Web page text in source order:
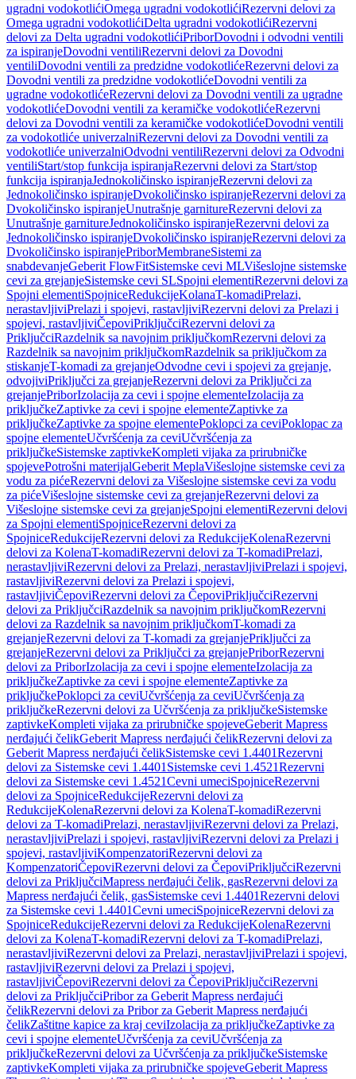
ugradni vodokotlićiOmega ugradni vodokotlićiRezervni delovi za
Omega ugradni vodokotlićiDelta ugradni vodokotlićiRezervni
delovi za Delta ugradni vodokotlićiPriborDovodni i odvodni ventili
za ispiranjeDovodni ventiliRezervni delovi za Dovodni
ventiliDovodni ventili za predzidne vodokotlićeRezervni delovi za
Dovodni ventili za predzidne vodokotlićeDovodni ventili za
ugradne vodokotlićeRezervni delovi za Dovodni ventili za ugradne
vodokotlićeDovodni ventili za keramičke vodokotlićeRezervni
delovi za Dovodni ventili za keramičke vodokotlićeDovodni ventili
za vodokotliće univerzalniRezervni delovi za Dovodni ventili za
vodokotliće univerzalniOdvodni ventiliRezervni delovi za Odvodni
ventiliStart/stop funkcija ispiranjaRezervni delovi za Start/stop
funkcija ispiranjaJednokoličinsko ispiranjeRezervni delovi za
Jednokoličinsko ispiranjeDvokoličinsko ispiranjeRezervni delovi za
Dvokoličinsko ispiranjeUnutrašnje garnitureRezervni delovi za
Unutrašnje garnitureJednokoličinsko ispiranjeRezervni delovi za
Jednokoličinsko ispiranjeDvokoličinsko ispiranjeRezervni delovi za
Dvokoličinsko ispiranjePriborMembraneSistemi za
snabdevanjeGeberit FlowFitSistemske cevi MLVišeslojne sistemske
cevi za grejanjeSistemske cevi SLSpojni elementiRezervni delovi za
Spojni elementiSpojniceRedukcijeKolanaT-komadiPrelazi,
nerastavljiviPrelazi i spojevi, rastavljiviRezervni delovi za Prelazi i
spojevi, rastavljiviČepoviPriključciRezervni delovi za
PriključciRazdelnik sa navojnim priključkomRezervni delovi za
Razdelnik sa navojnim priključkomRazdelnik sa priključkom za
stiskanjeT-komadi za grejanjeOdvodne cevi i spojevi za grejanje,
odvojiviPriključci za grejanjeRezervni delovi za Priključci za
grejanjePriborIzolacija za cevi i spojne elementeIzolacija za
priključkeZaptivke za cevi i spojne elementeZaptivke za
priključkeZaptivke za spojne elementePoklopci za ceviPoklopac za
spojne elementeUčvršćenja za ceviUčvršćenja za
priključkeSistemske zaptivkeKompleti vijaka za prirubničke
spojevePotrošni materijalGeberit MeplaVišeslojne sistemske cevi za
vodu za pićeRezervni delovi za Višeslojne sistemske cevi za vodu
za pićeVišeslojne sistemske cevi za grejanjeRezervni delovi za
Višeslojne sistemske cevi za grejanjeSpojni elementiRezervni delovi
za Spojni elementiSpojniceRezervni delovi za
SpojniceRedukcijeRezervni delovi za RedukcijeKolenaRezervni
delovi za KolenaT-komadiRezervni delovi za T-komadiPrelazi,
nerastavljiviRezervni delovi za Prelazi, nerastavljiviPrelazi i spojevi,
rastavljiviRezervni delovi za Prelazi i spojevi,
rastavljiviČepoviRezervni delovi za ČepoviPriključciRezervni
delovi za PriključciRazdelnik sa navojnim priključkomRezervni
delovi za Razdelnik sa navojnim priključkomT-komadi za
grejanjeRezervni delovi za T-komadi za grejanjePriključci za
grejanjeRezervni delovi za Priključci za grejanjePriborRezervni
delovi za PriborIzolacija za cevi i spojne elementeIzolacija za
priključkeZaptivke za cevi i spojne elementeZaptivke za
priključkePoklopci za ceviUčvršćenja za ceviUčvršćenja za
priključkeRezervni delovi za Učvršćenja za priključkeSistemske
zaptivkeKompleti vijaka za prirubničke spojeveGeberit Mapress
nerđajući čelikGeberit Mapress nerđajući čelikRezervni delovi za
Geberit Mapress nerđajući čelikSistemske cevi 1.4401Rezervni
delovi za Sistemske cevi 1.4401 Sistemske cevi 1.4521Rezervni
delovi za Sistemske cevi 1.4521Cevni umeciSpojniceRezervni
delovi za SpojniceRedukcijeRezervni delovi za
RedukcijeKolenaRezervni delovi za KolenaT-komadiRezervni
delovi za T-komadiPrelazi, nerastavljiviRezervni delovi za Prelazi,
nerastavljiviPrelazi i spojevi, rastavljiviRezervni delovi za Prelazi i
spojevi, rastavljiviKompenzatoriRezervni delovi za
KompenzatoriČepoviRezervni delovi za ČepoviPriključciRezervni
delovi za PriključciMapress nerđajući čelik, gasRezervni delovi za
Mapress nerđajući čelik, gasSistemske cevi 1.4401Rezervni delovi
za Sistemske cevi 1.4401Cevni umeciSpojniceRezervni delovi za
SpojniceRedukcijeRezervni delovi za RedukcijeKolenaRezervni
delovi za KolenaT-komadiRezervni delovi za T-komadiPrelazi,
nerastavljiviRezervni delovi za Prelazi, nerastavljiviPrelazi i spojevi,
rastavljiviRezervni delovi za Prelazi i spojevi,
rastavljiviČepoviRezervni delovi za ČepoviPriključciRezervni
delovi za PriključciPribor za Geberit Mapress nerđajući
čelikRezervni delovi za Pribor za Geberit Mapress nerđajući
čelikZaštitne kapice za kraj ceviIzolacija za priključkeZaptivke za
cevi i spojne elementeUčvršćenja za ceviUčvršćenja za
priključkeRezervni delovi za Učvršćenja za priključkeSistemske
zaptivkeKompleti vijaka za prirubničke spojeveGeberit Mapress